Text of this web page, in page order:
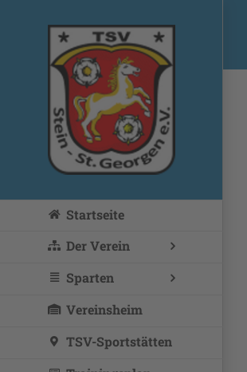
Startseite
Der Verein
Sparten
Vereinsheim
TSV-Sportstätten